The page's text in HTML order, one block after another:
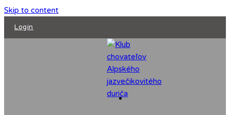
Skip to content
Login